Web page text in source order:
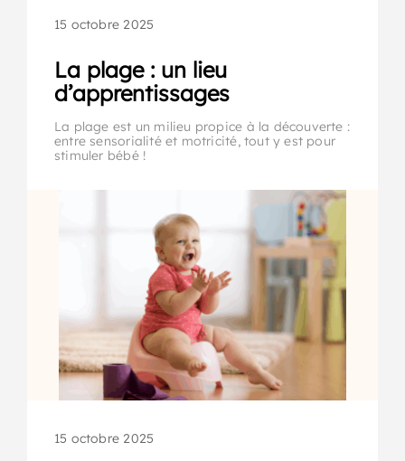
15 octobre 2025
La plage : un lieu
d’apprentissages
La plage est un milieu propice à la découverte :
entre sensorialité et motricité, tout y est pour
stimuler bébé !
15 octobre 2025